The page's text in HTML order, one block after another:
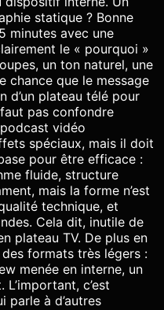
statique ? Bonne
minutes avec une
le « pourquoi »
un ton naturel, une
chance que le message
d’un plateau télé pour
pas confondre
vidéo
spéciaux, mais il doit
pour être efficace :
fluide, structure
mais la forme n’est
technique, et
Cela dit, inutile de
plateau TV. De plus en
formats très légers :
menée en interne, un
c’est
parle à d’autres